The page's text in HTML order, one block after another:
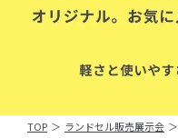
TOP ＞ ランドセル販売展示会 ＞